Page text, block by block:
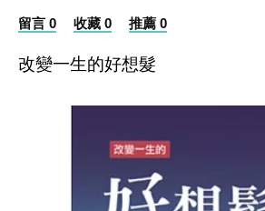
留言 0 收藏 0 推薦 0
改變一生的好想髮